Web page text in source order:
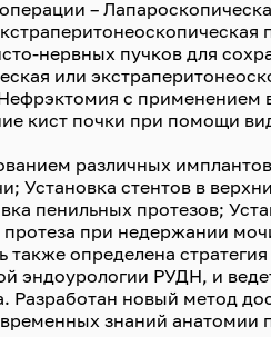
–
нервных пучков для
или
с применением
кист почки при помощи
различных
Установка стентов в
пенильных протезов;
протеза при недержании
также определена
эндоурологии РУДН, и
Разработан новый метод
знаний анатомии